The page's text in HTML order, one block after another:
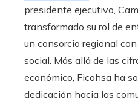
presidente ejecutivo,
transformado su rol de
un consorcio regional
social. Más allá de las
económico, Ficohsa ha
dedicación hacia las